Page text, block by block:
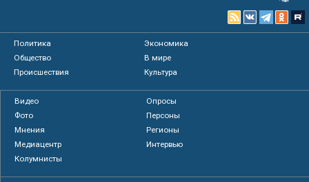
Политика
Экономика
Общество
В мире
Происшествия
Культура
Видео
Опросы
Фото
Персоны
Мнения
Регионы
Медиацентр
Интервью
Колумнисты